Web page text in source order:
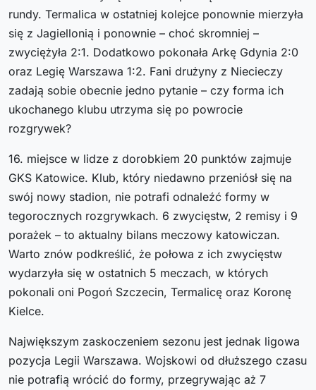
rundy. Termalica w ostatniej kolejce ponownie mierzyła
się z Jagiellonią i ponownie – choć skromniej –
zwyciężyła 2:1. Dodatkowo pokonała Arkę Gdynia 2:0
oraz Legię Warszawa 1:2. Fani drużyny z Niecieczy
zadają sobie obecnie jedno pytanie – czy forma ich
ukochanego klubu utrzyma się po powrocie
rozgrywek?
16. miejsce w lidze z dorobkiem 20 punktów zajmuje
GKS Katowice. Klub, który niedawno przeniósł się na
swój nowy stadion, nie potrafi odnaleźć formy w
tegorocznych rozgrywkach. 6 zwycięstw, 2 remisy i 9
porażek – to aktualny bilans meczowy katowiczan.
Warto znów podkreślić, że połowa z ich zwycięstw
wydarzyła się w ostatnich 5 meczach, w których
pokonali oni Pogoń Szczecin, Termalicę oraz Koronę
Kielce.
Największym zaskoczeniem sezonu jest jednak ligowa
pozycja Legii Warszawa. Wojskowi od dłuższego czasu
nie potrafią wrócić do formy, przegrywając aż 7